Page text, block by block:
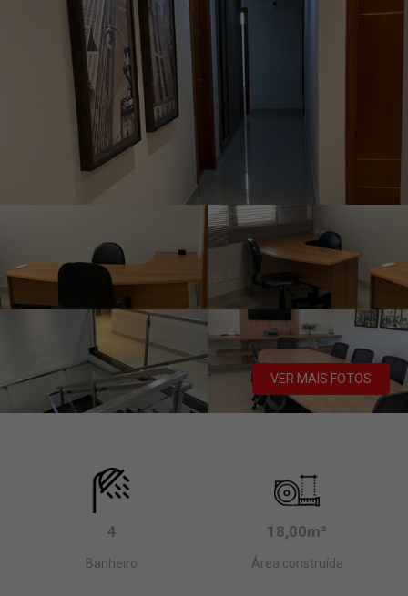
VER MAIS FOTOS
4
Banheiro
18,00m²
Área construída